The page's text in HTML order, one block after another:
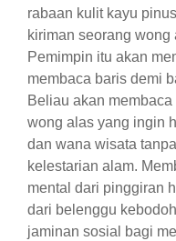
rabaan kulit kayu
kiriman seorang wong
​Pemimpin itu akan
membaca baris demi
Beliau akan
wong alas yang ingin
dan wana wisata
kelestarian alam.
mental dari pinggiran
dari belenggu
jaminan sosial bagi